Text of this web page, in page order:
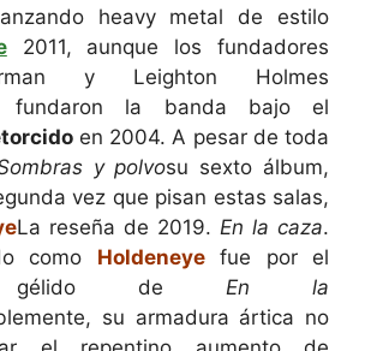
heavy metal de estilo
2011, aunque los fundadores
y Leighton Holmes
fundaron la banda bajo el
en 2004. A pesar de toda
y polvosu sexto álbum,
vez que pisan estas salas,
La reseña de 2019. En la caza.
como Holdeneyefue por el
gélido de En la
su armadura ártica no